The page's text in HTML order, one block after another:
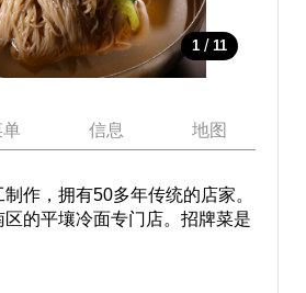
1 / 11
单 信息 地图
作，拥有50多年传统的店家。
的平壤冷面专门店。招牌菜是